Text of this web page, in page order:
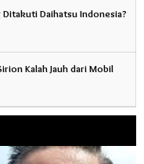
Ditakuti Daihatsu Indonesia?
Kalah Jauh dari Mobil